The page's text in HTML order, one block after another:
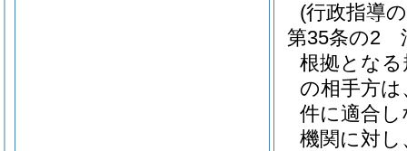
(行政指導
第35条の2
根拠とな
の相手方
件に適合
機関に対